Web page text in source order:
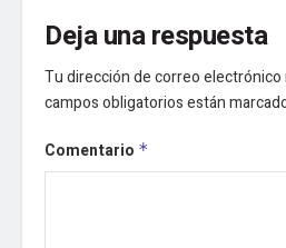
Deja una respuesta
Tu dirección de correo electrónico
campos obligatorios están
Comentario *